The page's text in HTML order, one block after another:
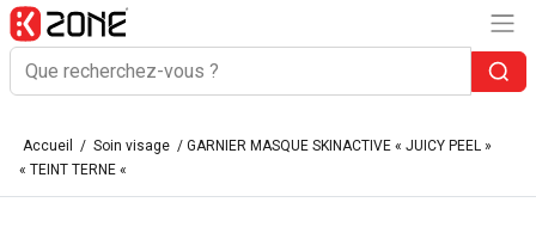
Accueil / Soin visage / GARNIER MASQUE SKINACTIVE « JUICY PEEL »
« TEINT TERNE «